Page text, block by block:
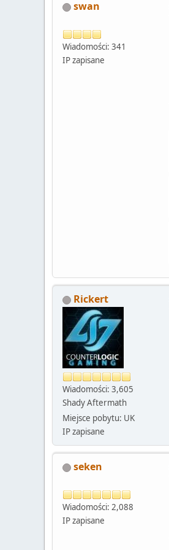
swan
Wiadomości: 341
IP zapisane
Rickert
Wiadomości: 3,605
Shady Aftermath
Miejsce pobytu: UK
IP zapisane
seken
Wiadomości: 2,088
IP zapisane